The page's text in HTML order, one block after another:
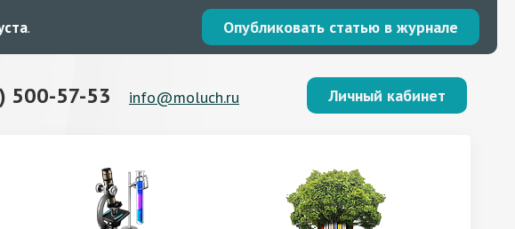
. Опубликовать статью в журнале
500-57-53 info@moluch.ru Личный кабинет